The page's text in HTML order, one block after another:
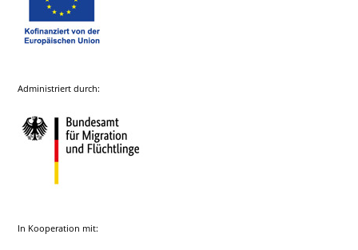
Administriert durch:
In Kooperation mit: